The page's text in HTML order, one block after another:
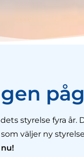
styrelse fyra år.
väljer ny